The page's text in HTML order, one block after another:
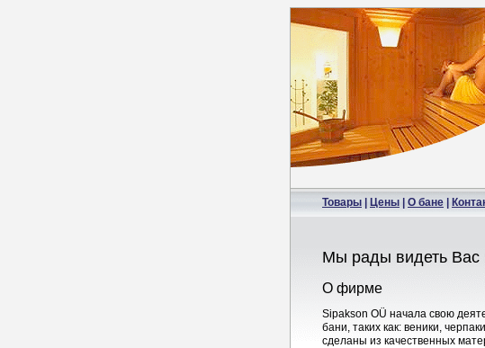
Товары Цены О бане
Мы рады видеть Вас
О фирме
Sipakson OÜ начала свою
бани, таких как: веники,
сделаны из качественных